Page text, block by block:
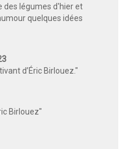
des légumes d'hier et
quelques idées
d’Éric Birlouez."
Birlouez"